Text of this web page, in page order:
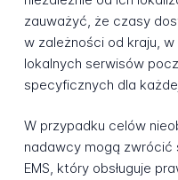
zauważyć, że czasy
w zależności od kraju,
lokalnych serwisów
specyficznych dla
W przypadku celów
nadawcy mogą zwrócić
EMS, który obsługuje